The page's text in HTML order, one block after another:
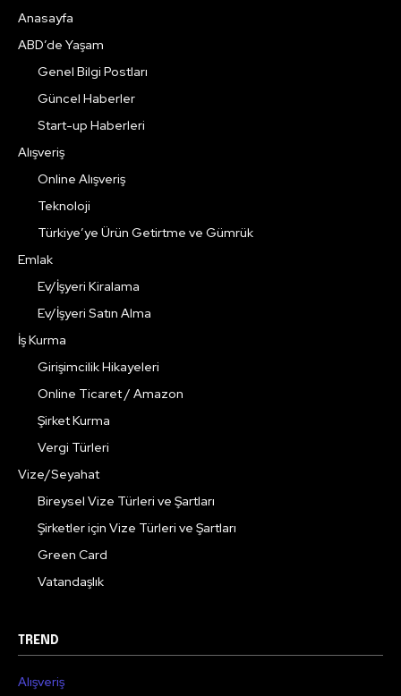
Anasayfa
ABD’de Yaşam
Genel Bilgi Postları
Güncel Haberler
Start-up Haberleri
Alışveriş
Online Alışveriş
Teknoloji
Türkiye’ye Ürün Getirtme ve Gümrük
Emlak
Ev/İşyeri Kiralama
Ev/İşyeri Satın Alma
İş Kurma
Girişimcilik Hikayeleri
Online Ticaret / Amazon
Şirket Kurma
Vergi Türleri
Vize/Seyahat
Bireysel Vize Türleri ve Şartları
Şirketler için Vize Türleri ve Şartları
Green Card
Vatandaşlık
TREND
Alışveriş